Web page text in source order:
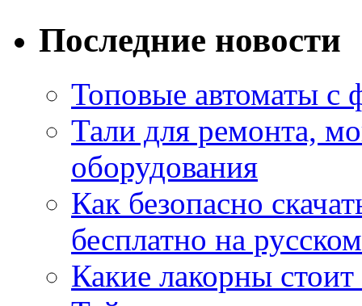
Последние новости
Топовые автоматы с
Тали для ремонта,
оборудования
Как безопасно
бесплатно на
Какие лакорны